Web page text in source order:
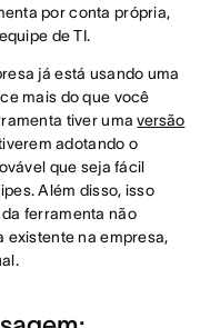
por conta própria,
de TI.
já está usando uma
mais do que você
tiver umaversão
adotando o
que seja fácil
Além disso, isso
ferramenta não
existente na empresa,